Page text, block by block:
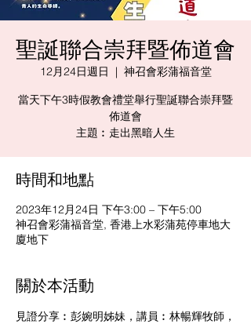
聖誕聯合崇拜暨佈道會
12月24日週日
  |
神召會彩蒲福音堂
當天下午3時假教會禮堂舉行聖誕聯合崇拜暨
佈道會
主題︰走出黑暗人生
時間和地點
2023年12月24日 下午3:00 – 下午5:00
神召會彩蒲福音堂, 香港上水彩蒲苑停車地大
廈地下
關於本活動
見證分享︰彭婉明姊妹，講員︰林暢輝牧師，